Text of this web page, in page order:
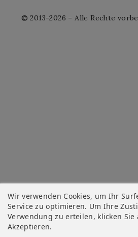
Wir verwenden Cookies, um Ihr
Service zu optimieren. Um Ihre
Verwendung zu erteilen, klicken Sie
Akzeptieren.
© 2013-2026 – Alle Rechte